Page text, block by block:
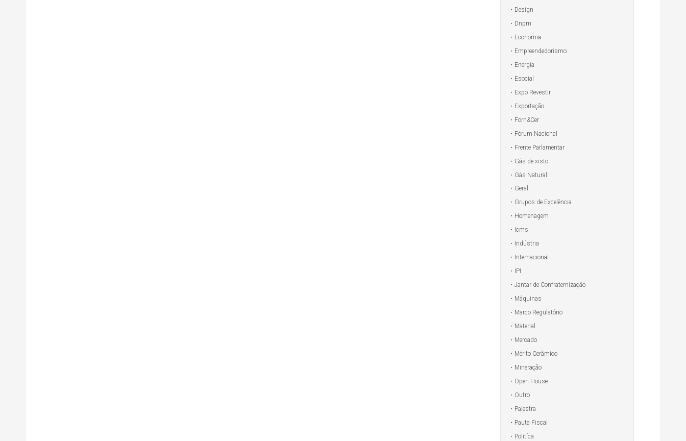
Design
Dnpm
Economia
Empreendedorismo
Energia
Esocial
Expo Revestir
Exportação
Forn&Cer
Fórum Nacional
Frente Parlamentar
Gás de xisto
Gás Natural
Geral
Grupos de Excelência
Homenagem
Icms
Indústria
Internacional
IPI
Jantar de Confraternização
Máquinas
Marco Regulatório
Material
Mercado
Mérito Cerâmico
Mineração
Open House
Outro
Palestra
Pauta Fiscal
Politíca